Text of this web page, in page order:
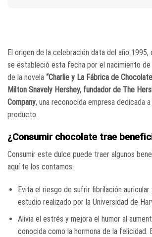
El origen de la celebración data del año 1995,
se estableció esta fecha por el nacimiento de
de la novela “Charlie y La Fábrica de
Milton Snavely Hershey, fundador de The
Company, una reconocida empresa dedicada
producto.
¿Consumir chocolate trae
Consumir este dulce puede traer algunos
aquí te los contamos:
Evita el riesgo de sufrir fibrilación auricular
estudio realizado por la Universidad de
Alivia el estrés y mejora el humor al
conocida como la hormona de la felicidad.